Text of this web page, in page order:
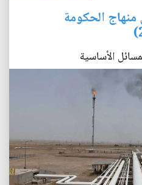
منهاج الحكومة
الأساسية